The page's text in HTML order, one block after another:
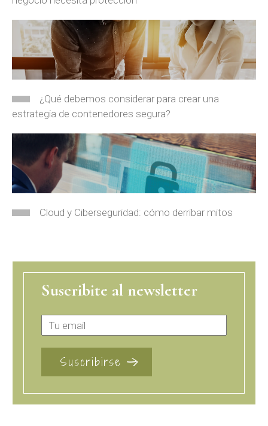
¿Qué debemos considerar para crear una
estrategia de contenedores segura?
Cloud y Ciberseguridad: cómo derribar mitos
Suscribite al newsletter